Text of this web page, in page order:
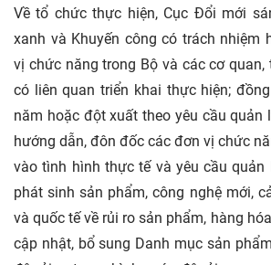
Về tổ chức thực hiện, Cục Đổi mới
xanh và Khuyến công có trách nhiệm
vị chức năng trong Bộ và các cơ
có liên quan triển khai thực hiện;
năm hoặc đột xuất theo yêu cầu quản
hướng dẫn, đôn đốc các đơn vị chức
vào tình hình thực tế và yêu cầu quản
phát sinh sản phẩm, công nghệ mới,
và quốc tế về rủi ro sản phẩm, hàng
cập nhật, bổ sung Danh mục sản